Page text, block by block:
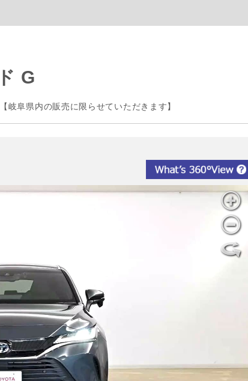
G
阜県内の販売に限らせていただきます】